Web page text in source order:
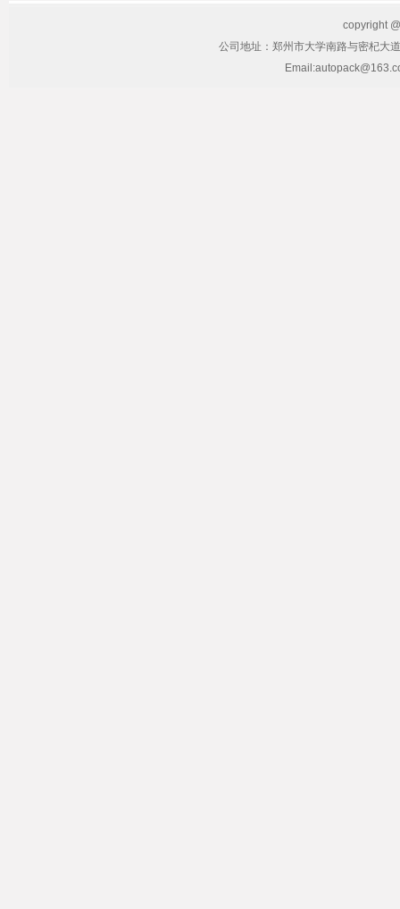
copyright
公司地址：郑州市大学南路与密杞